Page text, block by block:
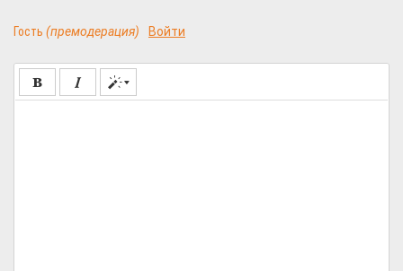
Гость (премодерация) Войти